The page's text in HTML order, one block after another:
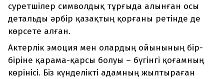
суретшілер символдық тұрғыда алынған осы
детальды әрбір қазақтың қорғаны ретінде де
көрсете алған.
Актерлік эмоция мен олардың ойынының бір-
біріне қарама-қарсы болуы – бүгінгі қоғамның
көрінісі. Біз күнделікті адамның жылтыраған